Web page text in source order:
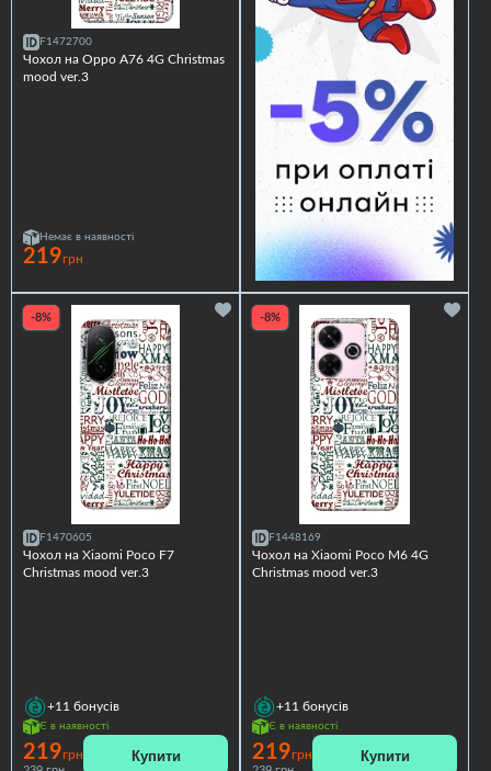
F1472700
Чохол на Oppo A76 4G Christmas
mood ver.3
Немає в наявності
219грн
-8%
F1470605
Чохол на Xiaomi Poco F7
Christmas mood ver.3
+11 бонусів
Є в наявності
219грн Купити
-8%
F1448169
Чохол на Xiaomi Poco M6 4G
Christmas mood ver.3
+11 бонусів
Є в наявності
219грн Купити